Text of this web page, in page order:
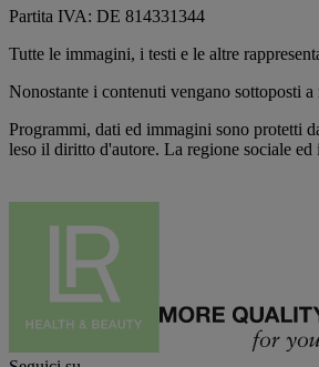
Partita IVA: DE 814331344
Tutte le immagini, i testi e le altre
Nonostante i contenuti vengano sottoposti
Programmi, dati ed immagini sono protetti
leso il diritto d'autore. La regione sociale